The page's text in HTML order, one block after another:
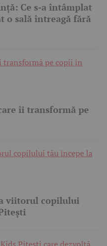
Ce s-a întâmplat
o sală întreagă fără
îi transformă pe
viitorul copilului